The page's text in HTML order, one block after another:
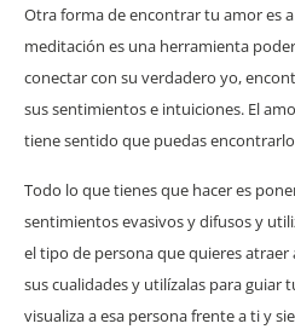
Otra forma de encontrar tu amor es
meditación es una herramienta
conectar con su verdadero yo,
sus sentimientos e intuiciones. El
tiene sentido que puedas
Todo lo que tienes que hacer es
sentimientos evasivos y difusos y
el tipo de persona que quieres atraer
sus cualidades y utilízalas para guiar
visualiza a esa persona frente a ti y